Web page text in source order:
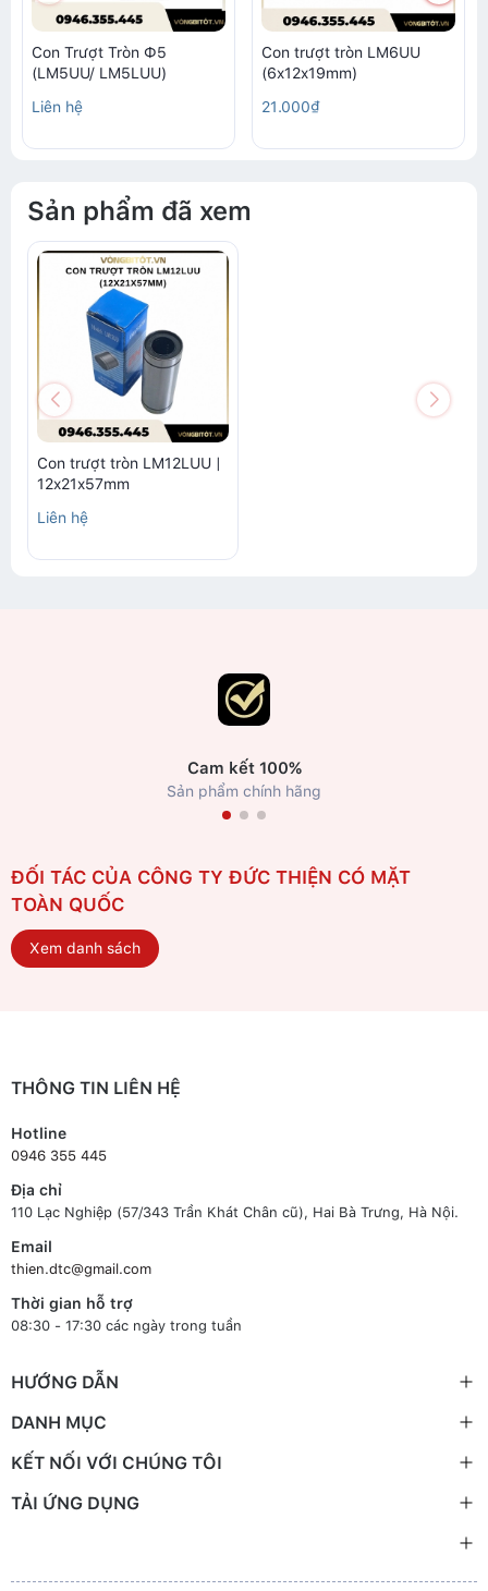
Con Trượt Tròn Ф5
(LM5UU/ LM5LUU)
Liên hệ
Con trượt tròn LM6UU
(6x12x19mm)
21.000₫
Sản phẩm đã xem
Con trượt tròn LM12LUU |
12x21x57mm
Liên hệ
Cam kết 100%
Sản phẩm chính hãng
ĐỐI TÁC CỦA CÔNG TY ĐỨC THIỆN CÓ MẶT
TOÀN QUỐC
Xem danh sách
THÔNG TIN LIÊN HỆ
Hotline
0946 355 445
Địa chỉ
110 Lạc Nghiệp (57/343 Trần Khát Chân cũ), Hai Bà Trưng, Hà Nội.
Email
thien.dtc@gmail.com
Thời gian hỗ trợ
08:30 - 17:30 các ngày trong tuần
HƯỚNG DẪN
DANH MỤC
KẾT NỐI VỚI CHÚNG TÔI
TẢI ỨNG DỤNG